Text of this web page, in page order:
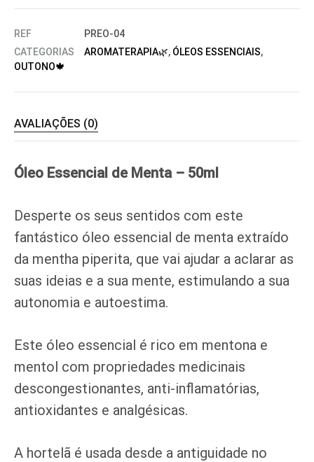
REF
PREO-04
CATEGORIAS
AROMATERAPIA🌿, ÓLEOS ESSENCIAIS,
OUTONO🍁
AVALIAÇÕES (0)
Óleo Essencial de Menta – 50ml
Desperte os seus sentidos com este
fantástico óleo essencial de menta extraído
da mentha piperita, que vai ajudar a aclarar as
suas ideias e a sua mente, estimulando a sua
autonomia e autoestima.
Este óleo essencial é rico em mentona e
mentol com propriedades medicinais
descongestionantes, anti-inflamatórias,
antioxidantes e analgésicas.
A hortelã é usada desde a antiguidade no